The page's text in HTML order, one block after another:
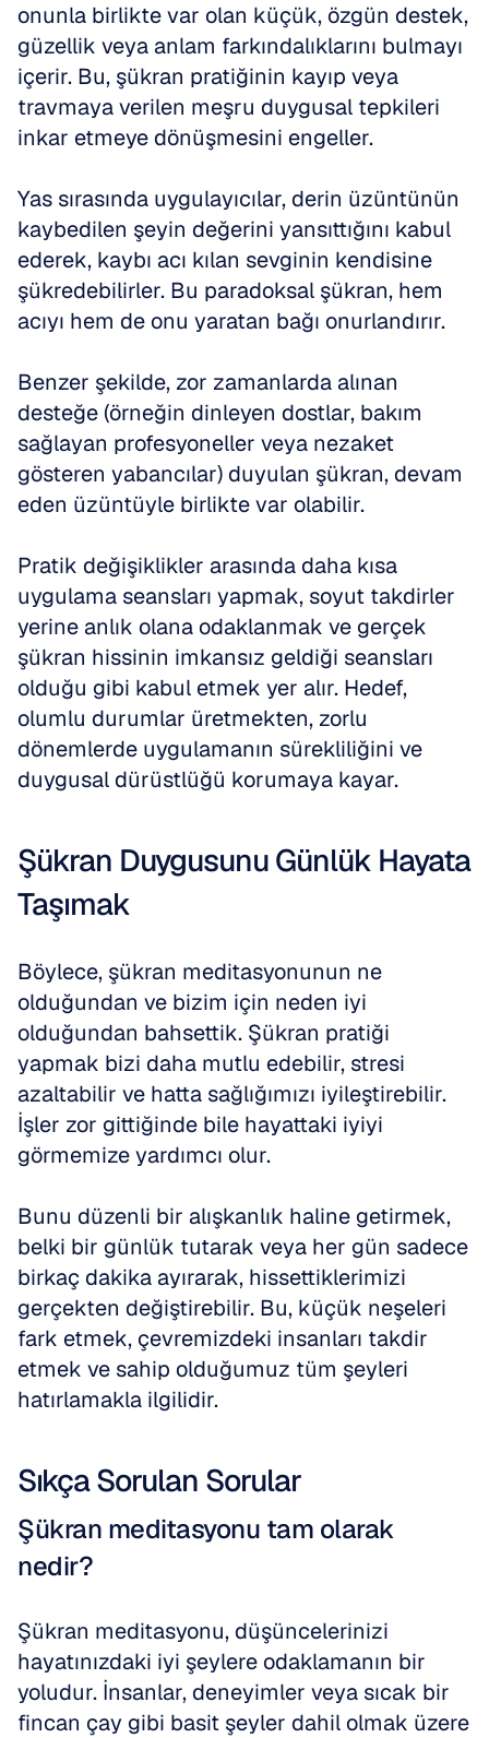
onunla birlikte var olan küçük, özgün destek,
güzellik veya anlam farkındalıklarını bulmayı
içerir. Bu, şükran pratiğinin kayıp veya
travmaya verilen meşru duygusal tepkileri
inkar etmeye dönüşmesini engeller.
Yas sırasında uygulayıcılar, derin üzüntünün
kaybedilen şeyin değerini yansıttığını kabul
ederek, kaybı acı kılan sevginin kendisine
şükredebilirler. Bu paradoksal şükran, hem
acıyı hem de onu yaratan bağı onurlandırır.
Benzer şekilde, zor zamanlarda alınan
desteğe (örneğin dinleyen dostlar, bakım
sağlayan profesyoneller veya nezaket
gösteren yabancılar) duyulan şükran, devam
eden üzüntüyle birlikte var olabilir.
Pratik değişiklikler arasında daha kısa
uygulama seansları yapmak, soyut takdirler
yerine anlık olana odaklanmak ve gerçek
şükran hissinin imkansız geldiği seansları
olduğu gibi kabul etmek yer alır. Hedef,
olumlu durumlar üretmekten, zorlu
dönemlerde uygulamanın sürekliliğini ve
duygusal dürüstlüğü korumaya kayar.
Şükran Duygusunu Günlük Hayata
Taşımak
Böylece, şükran meditasyonunun ne
olduğundan ve bizim için neden iyi
olduğundan bahsettik. Şükran pratiği
yapmak bizi daha mutlu edebilir, stresi
azaltabilir ve hatta sağlığımızı iyileştirebilir.
İşler zor gittiğinde bile hayattaki iyiyi
görmemize yardımcı olur.
Bunu düzenli bir alışkanlık haline getirmek,
belki bir günlük tutarak veya her gün sadece
birkaç dakika ayırarak, hissettiklerimizi
gerçekten değiştirebilir. Bu, küçük neşeleri
fark etmek, çevremizdeki insanları takdir
etmek ve sahip olduğumuz tüm şeyleri
hatırlamakla ilgilidir.
Sıkça Sorulan Sorular
Şükran meditasyonu tam olarak
nedir?
Şükran meditasyonu, düşüncelerinizi
hayatınızdaki iyi şeylere odaklamanın bir
yoludur. İnsanlar, deneyimler veya sıcak bir
fincan çay gibi basit şeyler dahil olmak üzere